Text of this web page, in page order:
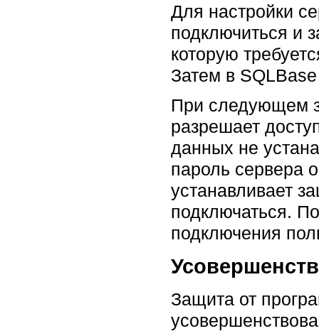
Для настройки
подключиться и
которую
Затем в
При следующем
разрешает
данных не
пароль сервера
устанавливает
подключаться.
подключения
Защита от